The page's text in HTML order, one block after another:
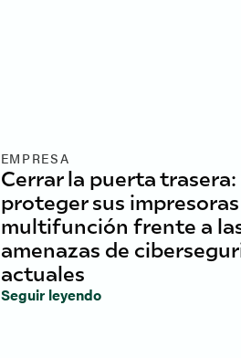
EMPRESA
Cerrar la puerta trasera:
proteger sus impresoras
multifunción frente a
amenazas de
actuales
Seguir leyendo